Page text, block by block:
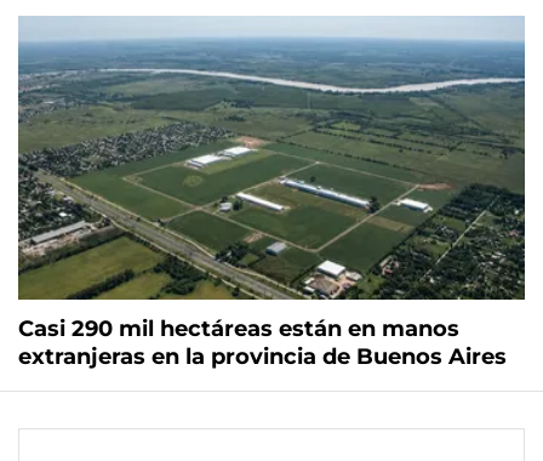
Casi 290 mil hectáreas están en manos
extranjeras en la provincia de Buenos Aires